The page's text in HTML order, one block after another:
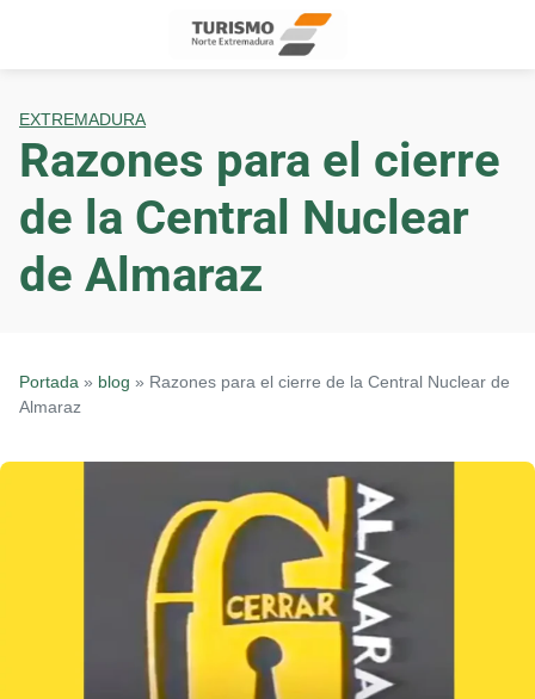
EXTREMADURA
Razones para el cierre
de la Central Nuclear
de Almaraz
Portada » blog » Razones para el cierre de la Central Nuclear de
Almaraz